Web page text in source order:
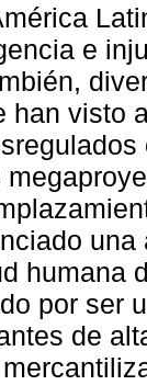
e
han visto
humana
por ser
de